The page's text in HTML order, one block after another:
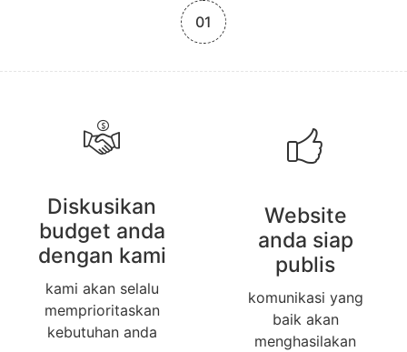
01
Diskusikan
budget anda
dengan kami
kami akan selalu
memprioritaskan
kebutuhan anda
Website
anda siap
publis
komunikasi yang
baik akan
menghasilakan